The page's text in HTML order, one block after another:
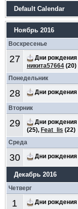
Default Calendar
Ноябрь 2016
Воскресенье
27 Дни рождения
никита57664(20)
Понедельник
28 Дни рождения
Вторник
29 Дни рождения
(25), Feat_lis (22)
Среда
30 Дни рождения
Декабрь 2016
Четверг
1 Дни рождения